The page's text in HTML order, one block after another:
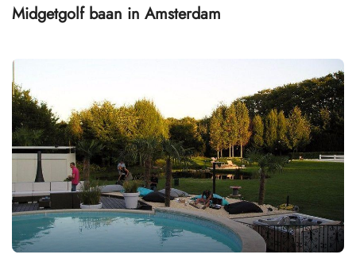
Midgetgolf baan in Amsterdam